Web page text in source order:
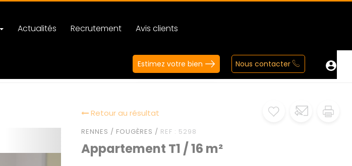
Actualités Recrutement Avis clients
Estimez votre bien Nous contacter
Retour au résultat
RENNES / FOUGÈRES / REF : 5298
Appartement T1 / 16 m²